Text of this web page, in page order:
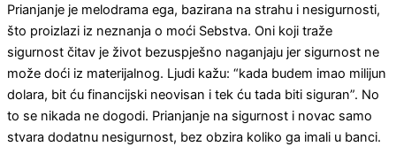
Prianjanje je melodrama ega, bazirana na strahu i nesigurnosti,
što proizlazi iz neznanja o moći Sebstva. Oni koji traže
sigurnost čitav je život bezuspješno naganjaju jer sigurnost ne
može doći iz materijalnog. Ljudi kažu: “kada budem imao milijun
dolara, bit ću financijski neovisan i tek ću tada biti siguran”. No
to se nikada ne dogodi. Prianjanje na sigurnost i novac samo
stvara dodatnu nesigurnost, bez obzira koliko ga imali u banci.